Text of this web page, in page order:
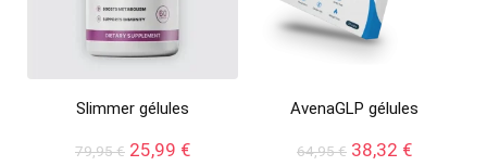
Slimmer gélules
79,95€ Le
25,99 €Le
AvenaGLP gélules
64,95€ Le
38,32 €Le